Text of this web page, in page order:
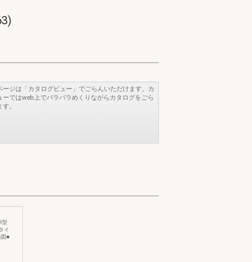
ージは「カタログビュー」でごらんいただけます。カ
ーではweb上でパラパラめくりながらカタログをごら
。
型
イ
■